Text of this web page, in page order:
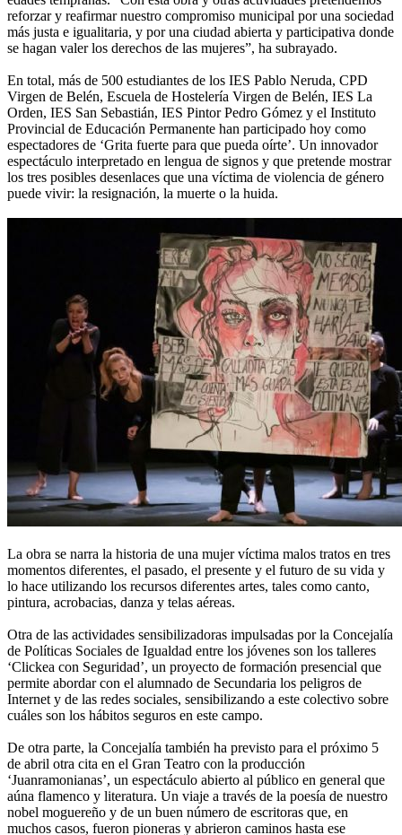
reforzar y reafirmar nuestro compromiso municipal por una sociedad
más justa e igualitaria, y por una ciudad abierta y participativa donde
se hagan valer los derechos de las mujeres”, ha subrayado.
En total, más de 500 estudiantes de los IES Pablo Neruda, CPD
Virgen de Belén, Escuela de Hostelería Virgen de Belén, IES La
Orden, IES San Sebastián, IES Pintor Pedro Gómez y el Instituto
Provincial de Educación Permanente han participado hoy como
espectadores de ‘Grita fuerte para que pueda oírte’. Un innovador
espectáculo interpretado en lengua de signos y que pretende mostrar
los tres posibles desenlaces que una víctima de violencia de género
puede vivir: la resignación, la muerte o la huida.
La obra se narra la historia de una mujer víctima malos tratos en tres
momentos diferentes, el pasado, el presente y el futuro de su vida y
lo hace utilizando los recursos diferentes artes, tales como canto,
pintura, acrobacias, danza y telas aéreas.
Otra de las actividades sensibilizadoras impulsadas por la Concejalía
de Políticas Sociales de Igualdad entre los jóvenes son los talleres
‘Clickea con Seguridad’, un proyecto de formación presencial que
permite abordar con el alumnado de Secundaria los peligros de
Internet y de las redes sociales, sensibilizando a este colectivo sobre
cuáles son los hábitos seguros en este campo.
De otra parte, la Concejalía también ha previsto para el próximo 5
de abril otra cita en el Gran Teatro con la producción
‘Juanramonianas’, un espectáculo abierto al público en general que
aúna flamenco y literatura. Un viaje a través de la poesía de nuestro
nobel moguereño y de un buen número de escritoras que, en
muchos casos, fueron pioneras y abrieron caminos hasta ese